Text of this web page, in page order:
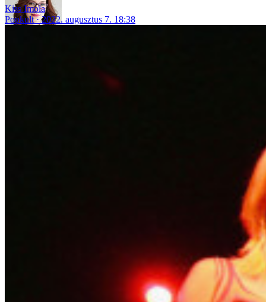
Kiss Imola
Popkult
2022. augusztus 7. 18:38